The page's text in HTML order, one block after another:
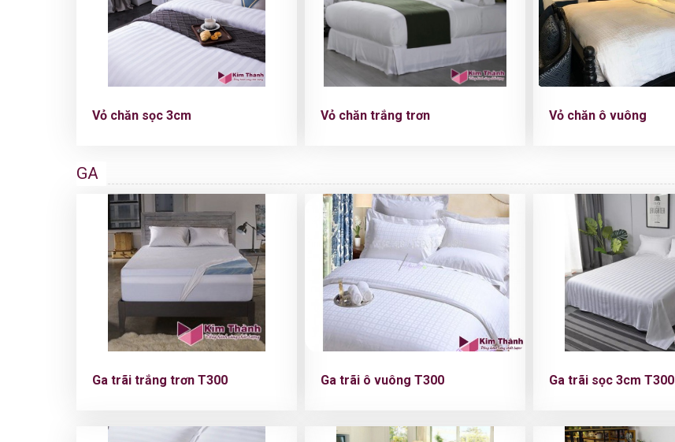
Vỏ chăn sọc 3cm Vỏ chăn trắng trơn Vỏ chăn ô vuông
GA
Ga trãi trắng trơn T300 Ga trãi ô vuông T300 Ga trãi sọc 3cm T300